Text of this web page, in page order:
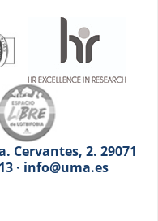
Cervantes, 2. 29071
· info@uma.es